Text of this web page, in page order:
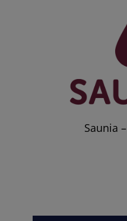
Saunia –